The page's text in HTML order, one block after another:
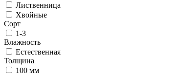
Лиственница
Хвойные
Сорт
1-3
Влажность
Естественная
Толщина
100 мм